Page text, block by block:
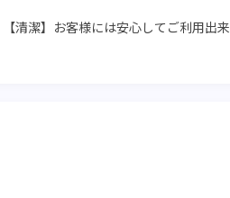
清潔】お客様には安心してご利用出来